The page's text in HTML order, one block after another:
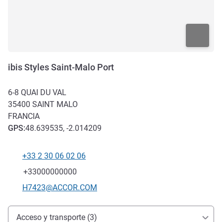
ibis Styles Saint-Malo Port
6-8 QUAI DU VAL
35400 SAINT MALO
FRANCIA
GPS:48.639535, -2.014209
Teléfono
+33 2 30 06 02 06
Fax
+33000000000
Correo electrónico de contacto
H7423@ACCOR.COM
Acceso y transporte
Acceso y transporte (3)